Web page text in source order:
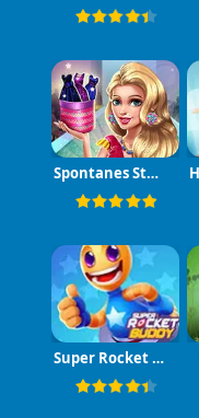
Spontanes Styling 2
Super Rocket Buddy